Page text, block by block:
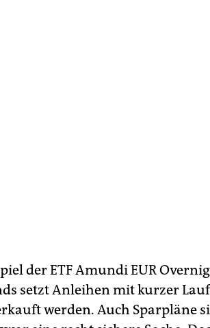
der ETF Amundi EUR
setzt Anleihen mit kurzer
werden. Auch Sparpläne